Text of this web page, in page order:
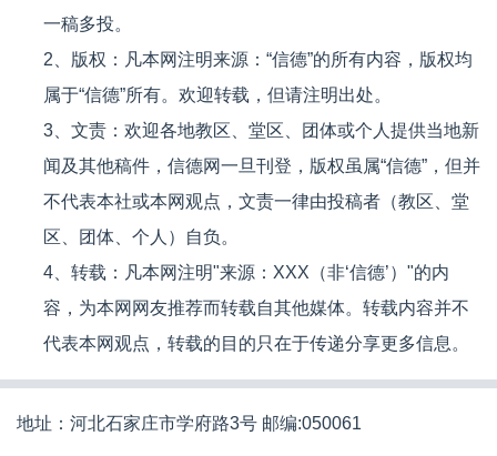
一稿多投。
2、版权：凡本网注明来源：“信德”的所有内容，版权均
属于“信德”所有。欢迎转载，但请注明出处。
3、文责：欢迎各地教区、堂区、团体或个人提供当地新
闻及其他稿件，信德网一旦刊登，版权虽属“信德”，但并
不代表本社或本网观点，文责一律由投稿者（教区、堂
区、团体、个人）自负。
4、转载：凡本网注明"来源：XXX（非‘信德’）"的内
容，为本网网友推荐而转载自其他媒体。转载内容并不
代表本网观点，转载的目的只在于传递分享更多信息。
地址：河北石家庄市学府路3号 邮编:050061